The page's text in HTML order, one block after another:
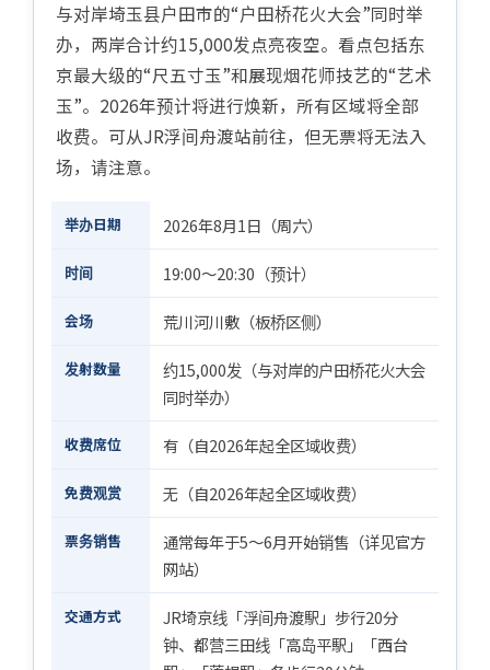
与对岸埼玉县户田市的“户田桥花火大会”同时举
办，两岸合计约15,000发点亮夜空。看点包括东
京最大级的“尺五寸玉”和展现烟花师技艺的“艺术
玉”。2026年预计将进行焕新，所有区域将全部
收费。可从JR浮间舟渡站前往，但无票将无法入
场，请注意。
举办日期 2026年8月1日（周六）
时间 19:00〜20:30（预计）
会场 荒川河川敷（板桥区侧）
发射数量
约15,000发（与对岸的户田桥花火大会
同时举办）
收费席位 有（自2026年起全区域收费）
免费观赏 无（自2026年起全区域收费）
票务销售
通常每年于5〜6月开始销售（详见官方
网站）
交通方式
JR埼京线「浮间舟渡駅」步行20分
钟、都营三田线「高岛平駅」「西台